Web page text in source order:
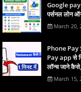
Google
पर्सनल लोन
March 20,
Phone
Pay app से
लॉन्च जाने कैसे,
March 15,